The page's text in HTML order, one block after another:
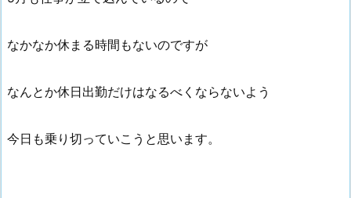
なかなか休まる時間もないのですが
なんとか休日出勤だけはなるべくならないよう
今日も乗り切っていこうと思います。